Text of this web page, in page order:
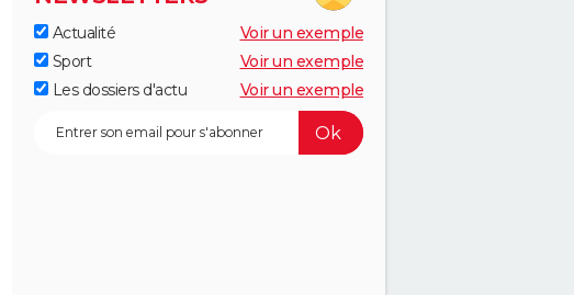
Actualité
Voir un exemple
Sport
Voir un exemple
Les dossiers d'actu
Voir un exemple